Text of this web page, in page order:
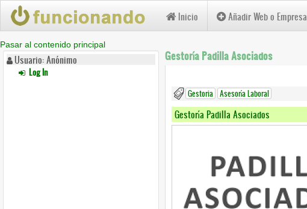
Pasar al contenido principal
Inicio Añadir Web o Empresa
Usuario: Anónimo
Log In
Gestoría Padilla Asociados
Gestoria Asesoría Laboral
Gestoría Padilla Asociados